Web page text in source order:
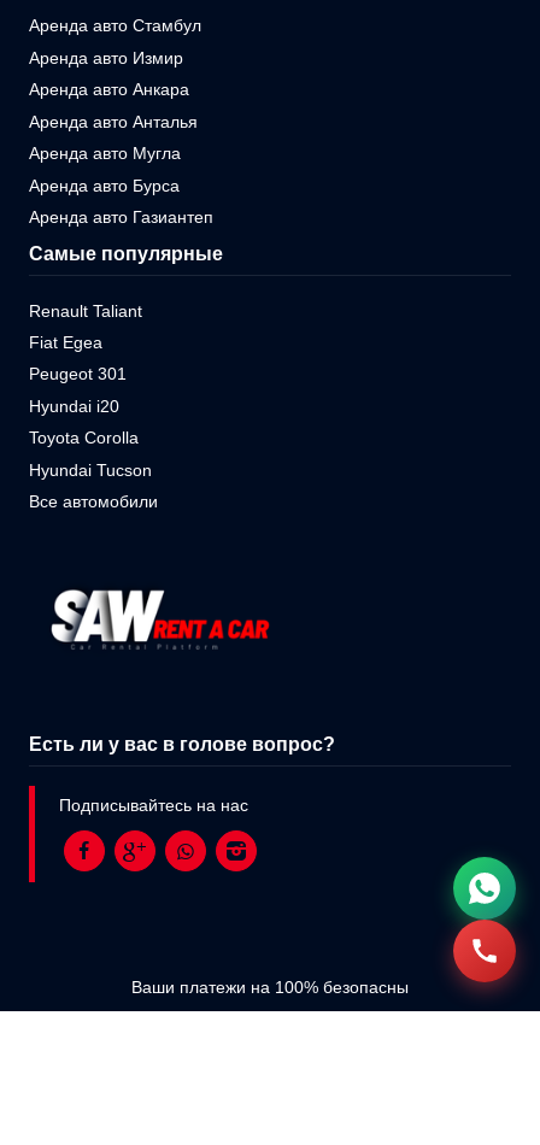
Аренда авто Стамбул
Аренда авто Измир
Аренда авто Анкара
Аренда авто Анталья
Аренда авто Мугла
Аренда авто Бурса
Аренда авто Газиантеп
Самые популярные
Renault Taliant
Fiat Egea
Peugeot 301
Hyundai i20
Toyota Corolla
Hyundai Tucson
Все автомобили
Есть ли у вас в голове вопрос?
Подписывайтесь на нас
Ваши платежи на 100% безопасны